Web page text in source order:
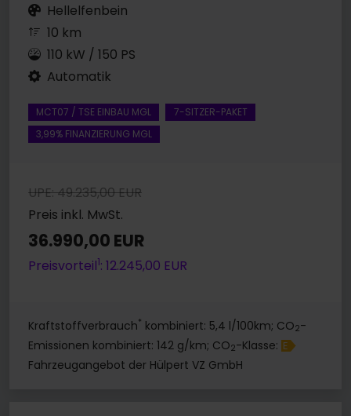
Hellelfenbein
10 km
110 kW / 150 PS
Automatik
MCT07 / TSE EINBAU MGL
7-SITZER-PAKET
3,99% FINANZIERUNG MGL
UPE: 49.235,00 EUR
Preis inkl. MwSt.
36.990,00 EUR
Preisvorteil1: 12.245,00 EUR
Kraftstoffverbrauch* kombiniert: 5,4 l/100km; CO2-
Emissionen kombiniert: 142 g/km; CO2-Klasse: E
Fahrzeugangebot der Hülpert VZ GmbH